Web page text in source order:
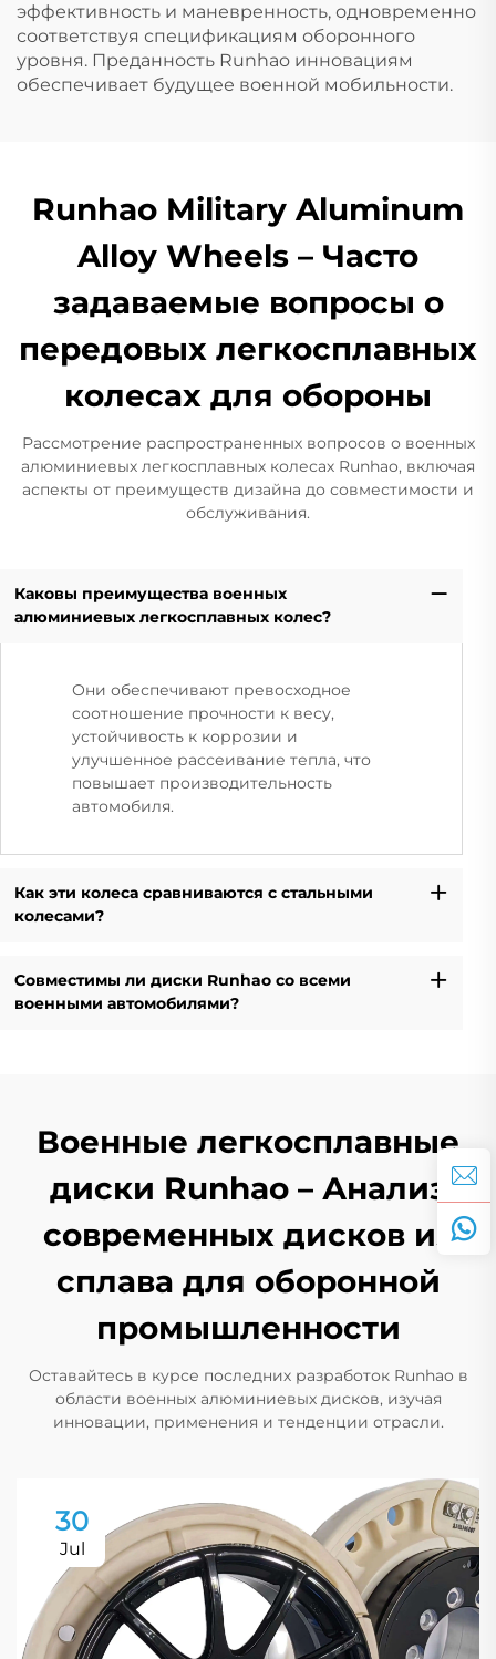
эффективность и маневренность, одновременно
соответствуя спецификациям оборонного
уровня. Преданность Runhao инновациям
обеспечивает будущее военной мобильности.
Runhao Military Aluminum
Alloy Wheels – Часто
задаваемые вопросы о
передовых легкосплавных
колесах для обороны
Рассмотрение распространенных вопросов о военных
алюминиевых легкосплавных колесах Runhao, включая
аспекты от преимуществ дизайна до совместимости и
обслуживания.
Каковы преимущества военных
алюминиевых легкосплавных колес?
Они обеспечивают превосходное
соотношение прочности к весу,
устойчивость к коррозии и
улучшенное рассеивание тепла, что
повышает производительность
автомобиля.
Как эти колеса сравниваются с стальными
колесами?
Совместимы ли диски Runhao со всеми
военными автомобилями?
Военные легкосплавные
диски Runhao – Анализ
современных дисков из
сплава для оборонной
промышленности
Оставайтесь в курсе последних разработок Runhao в
области военных алюминиевых дисков, изучая
инновации, применения и тенденции отрасли.
30
Jul